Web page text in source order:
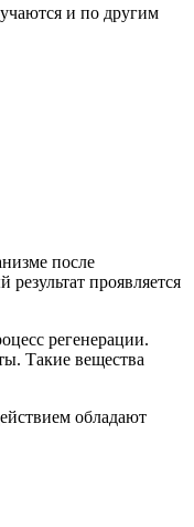
и по другим
после
проявляется
регенерации.
Такие вещества
обладают